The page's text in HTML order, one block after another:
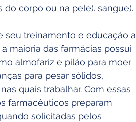
corpo ou na pele). sangue).
seu treinamento e educação a
maioria das farmácias possui
almofariz e pilão para moer
para pesar sólidos,
quais trabalhar. Com essas
farmacêuticos preparam
solicitadas pelos